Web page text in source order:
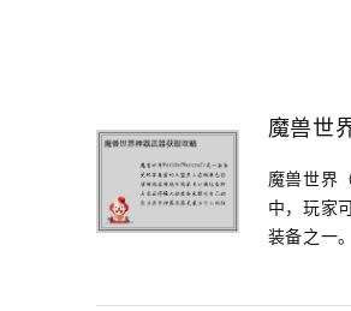
魔兽世
魔兽世界
中，玩家
装备之一